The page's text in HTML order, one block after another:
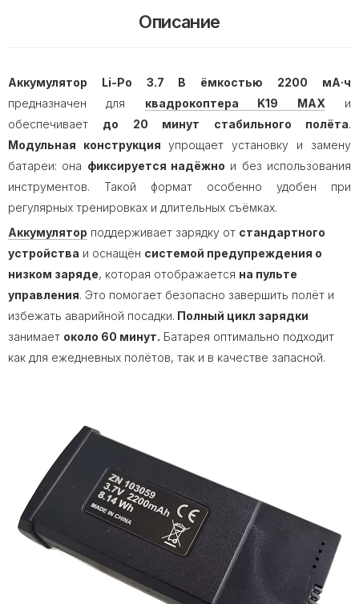
Описание
Аккумулятор Li-Po 3.7 В ёмкостью 2200 мА·ч
предназначен для квадрокоптера K19 MAX и
обеспечивает до 20 минут стабильного полёта.
Модульная конструкция упрощает установку и замену
батареи: она фиксируется надёжно и без использования
инструментов. Такой формат особенно удобен при
регулярных тренировках и длительных съёмках.
Аккумулятор поддерживает зарядку от стандартного
устройства и оснащён системой предупреждения о
низком заряде, которая отображается на пульте
управления. Это помогает безопасно завершить полёт и
избежать аварийной посадки. Полный цикл зарядки
занимает около 60 минут. Батарея оптимально подходит
как для ежедневных полётов, так и в качестве запасной.